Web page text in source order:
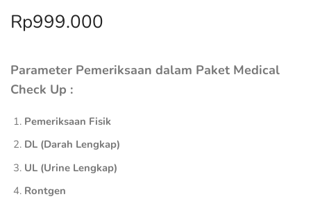
Rp999.000
Parameter Pemeriksaan dalam Paket Medical
Check Up :
Pemeriksaan Fisik
DL (Darah Lengkap)
UL (Urine Lengkap)
Rontgen